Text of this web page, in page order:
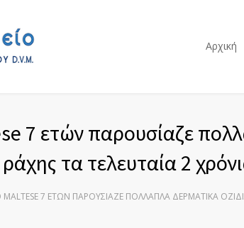
Αρχική
7 ετών παρουσίαζε
τα τελευταία 2
MALTESE 7 ΕΤΏΝ ΠΑΡΟΥΣΊΑΖΕ ΠΟΛΛΑΠΛΆ ΔΕΡΜΑΤΙΚΆ